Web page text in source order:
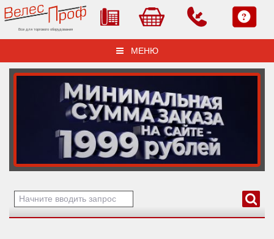
Все для торгового оборудования
МЕНЮ